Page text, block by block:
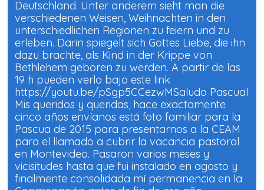
Deutschland. Unter anderem sieht man die
verschiedenen Weisen, Weihnachten in den
unterschiedlichen Regionen zu feiern und zu
erleben. Darin spiegelt sich Gottes Liebe, die ihn
dazu brachte, als Kind in der Krippe von
Bethlehem geboren zu werden. A partir de las
19 h pueden verlo bajo este link
https://youtu.be/pSgp5CCezwMSaludo Pascual
Mis queridos y queridas, hace exactamente
cinco años envíanos está foto familiar para la
Pascua de 2015 para presentarnos a la CEAM
para el llamado a cubrir la vacancia pastoral
en Montevideo. Pasaron varios meses y
vicisitudes hasta que fui instalado en agosto y
finalmente consolidada mí permanencia en la